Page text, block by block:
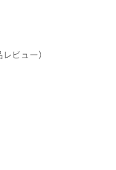
ビュー）